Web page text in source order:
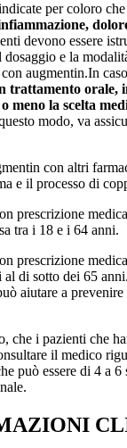
per coloro
devono essere
dosaggio e la
augmentin.In
trattamento orale,
meno la scelta
modo, va
con altri
e il processo di
prescrizione
tra i 18 e i 64 anni.
prescrizione
al di sotto dei 65
aiutare a
che i pazienti che
il medico
può essere di 4 a 6